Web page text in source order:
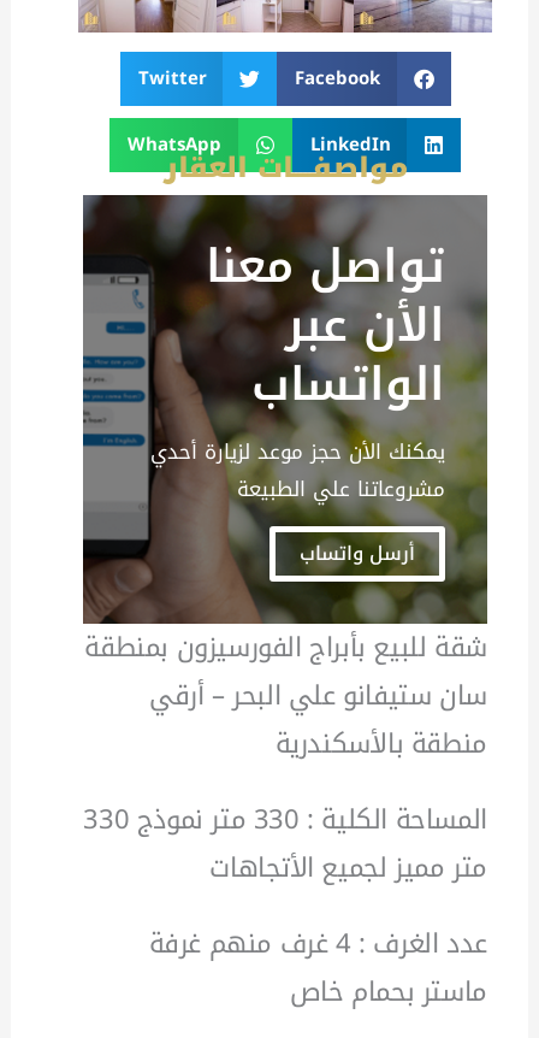
Facebook
Twitter
LinkedIn
WhatsApp
مواصفــــات العقار
تواصل معنا
الأن عبر
الواتساب
يمكنك الأن حجز موعد لزيارة أحدي
مشروعاتنا علي الطبيعة
أرسل واتساب
شقة للبيع بأبراج الفورسيزون بمنطقة
سان ستيفانو علي البحر – أرقي
منطقة بالأسكندرية
المساحة الكلية : 330 متر نموذج 330
متر مميز لجميع الأتجاهات
عدد الغرف : 4 غرف منهم غرفة
ماستر بحمام خاص